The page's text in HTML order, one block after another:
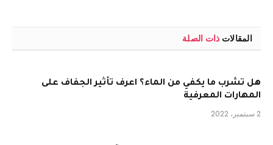
المقالات ذات الصلة
هل تشرب ما يكفي من الماء؟ اعرف تأثير الجفاف على
المهارات المعرفية
2 سبتمبر، 2022